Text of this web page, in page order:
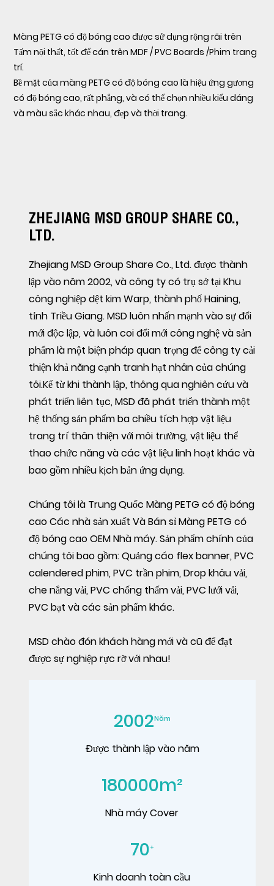
Màng PETG có độ bóng cao được sử dụng rộng rãi trên
Tấm nội thất, tốt để cán trên MDF / PVC Boards /Phim trang
trí.
Bề mặt của màng PETG có độ bóng cao là hiệu ứng gương
có độ bóng cao, rất phẳng, và có thể chọn nhiều kiểu dáng
và màu sắc khác nhau, đẹp và thời trang.
ZHEJIANG MSD GROUP SHARE CO.,
LTD.
Zhejiang MSD Group Share Co., Ltd. được thành
lập vào năm 2002, và công ty có trụ sở tại Khu
công nghiệp dệt kim Warp, thành phố Haining,
tỉnh Triều Giang. MSD luôn nhấn mạnh vào sự đổi
mới độc lập, và luôn coi đổi mới công nghệ và sản
phẩm là một biện pháp quan trọng để công ty cải
thiện khả năng cạnh tranh hạt nhân của chúng
tôi.Kể từ khi thành lập, thông qua nghiên cứu và
phát triển liên tục, MSD đã phát triển thành một
hệ thống sản phẩm ba chiều tích hợp vật liệu
trang trí thân thiện với môi trường, vật liệu thể
thao chức năng và các vật liệu linh hoạt khác và
bao gồm nhiều kịch bản ứng dụng.
Chúng tôi là Trung Quốc Màng PETG có độ bóng
cao Các nhà sản xuất VàBán sỉ Màng PETG có
độ bóng cao OEM Nhà máy. Sản phẩm chính của
chúng tôi bao gồm: Quảng cáo flex banner, PVC
calendered phim, PVC trần phim, Drop khâu vải,
che nắng vải, PVC chống thấm vải, PVC lưới vải,
PVC bạt và các sản phẩm khác.
MSD chào đón khách hàng mới và cũ để đạt
được sự nghiệp rực rỡ với nhau!
2002Năm
Được thành lập vào năm
180000m²
Nhà máy Cover
70+
Kinh doanh toàn cầu